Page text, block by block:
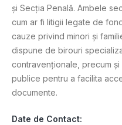
și Secția Penală. Ambele
cum ar fi litigii legate de
cauze privind minori și
dispune de birouri
contravenționale, precum
publice pentru a facilita
documente.
Date de Contact: